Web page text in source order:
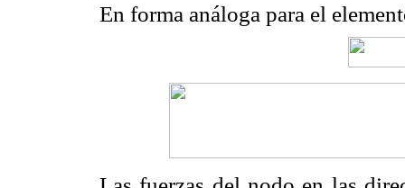
En forma análoga para el